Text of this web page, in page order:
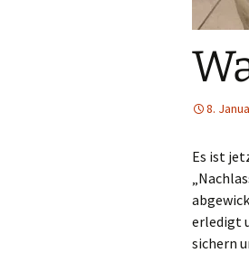
8.
Es ist
erledigt
sichern